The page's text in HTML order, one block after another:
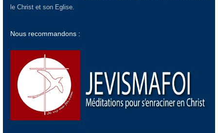
le Christ et son Eglise.
Nous recommandons :